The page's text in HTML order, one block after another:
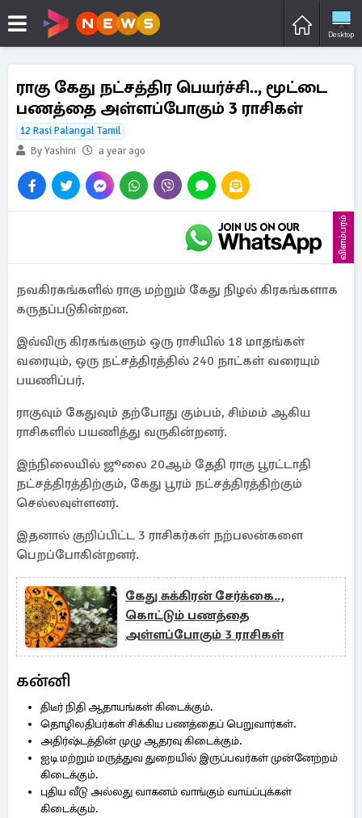
Desktop
ராகு கேது நட்சத்திர பெயர்ச்சி.., மூட்டை
பணத்தை அள்ளப்போகும் 3 ராசிகள்
12 Rasi Palangal Tamil
By Yashini
a year ago
விளம்பரம்
நவகிரகங்களில் ராகு மற்றும் கேது நிழல் கிரகங்களாக
கருதப்படுகின்றன.
இவ்விரு கிரகங்களும் ஒரு ராசியில் 18 மாதங்கள்
வரையும், ஒரு நட்சத்திரத்தில் 240 நாட்கள் வரையும்
பயணிப்பர்.
ராகுவும் கேதுவும் தற்போது கும்பம், சிம்மம் ஆகிய
ராசிகளில் பயணித்து வருகின்றனர்.
இந்நிலையில் ஜூலை 20ஆம் தேதி ராகு பூரட்டாதி
நட்சத்திரத்திற்கும், கேது பூரம் நட்சத்திரத்திற்கும்
செல்லவுள்ளனர்.
இதனால் குறிப்பிட்ட 3 ராசிகர்கள் நற்பலன்களை
பெறப்போகின்றனர்.
கேது சுக்கிரன் சேர்க்கை..,
கொட்டும் பணத்தை
அள்ளப்போகும் 3 ராசிகள்
கன்னி
திடீர் நிதி ஆதாயங்கள் கிடைக்கும்.
தொழிலதிபர்கள் சிக்கிய பணத்தைப் பெறுவார்கள்.
அதிர்ஷ்டத்தின் முழு ஆதரவு கிடைக்கும்.
ஐடி மற்றும் மருத்துவ துறையில் இருப்பவர்கள் முன்னேற்றம்
கிடைக்கும்.
புதிய வீடு அல்லது வாகனம் வாங்கும் வாய்ப்புக்கள்
கிடைக்கும்.